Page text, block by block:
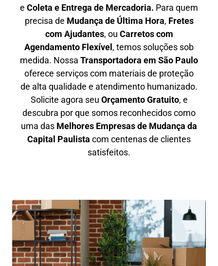
e Coleta e Entrega de Mercadoria. Para quem
precisa de Mudança de Última Hora, Fretes
com Ajudantes, ou Carretos com
Agendamento Flexível , temos soluções sob
medida. Nossa Transportadora em São Paulo
oferece serviços com materiais de proteção
de alta qualidade e atendimento humanizado.
Solicite agora seu Orçamento Gratuito, e
descubra por que somos reconhecidos como
uma das Melhores Empresas de Mudança da
Capital Paulista com centenas de clientes
satisfeitos.